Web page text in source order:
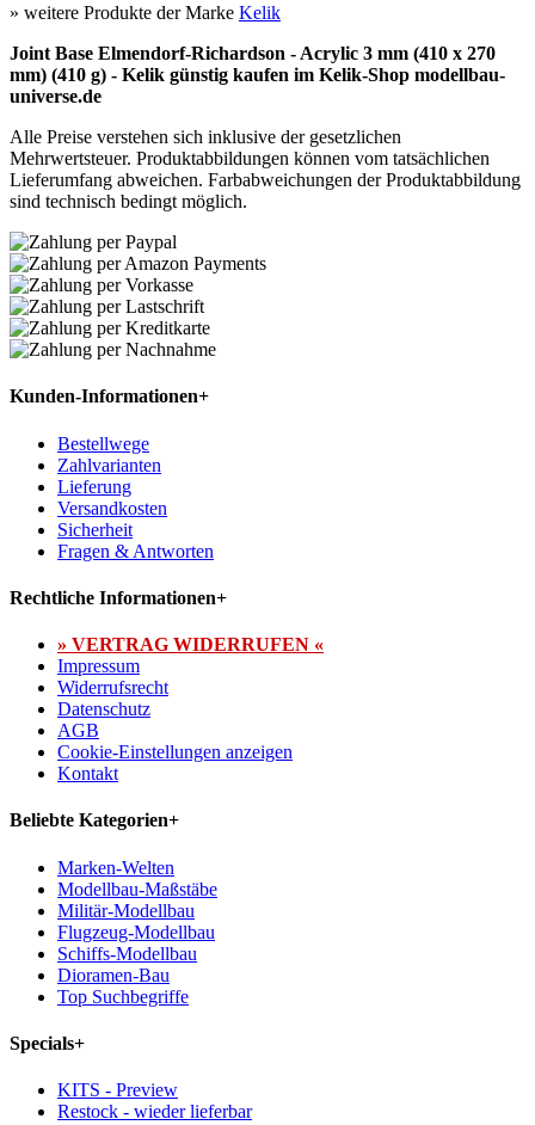
» weitere Produkte der Marke Kelik
Joint Base Elmendorf-Richardson - Acrylic 3 mm (410 x 270
mm) (410 g) - Kelik günstig kaufen im Kelik-Shop modellbau-
universe.de
Alle Preise verstehen sich inklusive der gesetzlichen
Mehrwertsteuer. Produktabbildungen können vom tatsächlichen
Lieferumfang abweichen. Farbabweichungen der Produktabbildung
sind technisch bedingt möglich.
Kunden-Informationen+
Bestellwege
Zahlvarianten
Lieferung
Versandkosten
Sicherheit
Fragen & Antworten
Rechtliche Informationen+
» VERTRAG WIDERRUFEN «
Impressum
Widerrufsrecht
Datenschutz
AGB
Cookie-Einstellungen anzeigen
Kontakt
Beliebte Kategorien+
Marken-Welten
Modellbau-Maßstäbe
Militär-Modellbau
Flugzeug-Modellbau
Schiffs-Modellbau
Dioramen-Bau
Top Suchbegriffe
Specials+
KITS - Preview
Restock - wieder lieferbar